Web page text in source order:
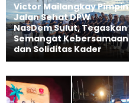
Victor Mailangkay Pimpin
Jalan Sehat DPW
NasDem Sulut, Tegaskan
Semangat Kebersamaan
dan Soliditas Kader